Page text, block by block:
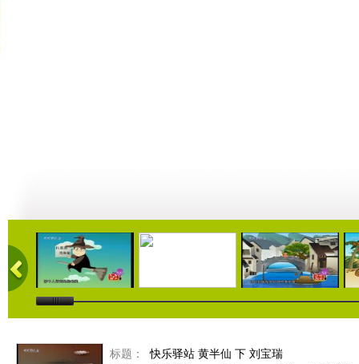
04:53 04:41 08:25
标题：
快乐驿站 黄半仙 下 刘宝瑞